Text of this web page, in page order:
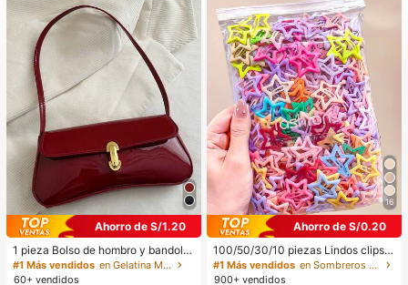
Ahorro de S/1.20
1 pieza Bolso de hombro y bandoler
a de cuero sintético aceitado retro
para mujer, adecuado para citas, sa
#1 Más vendidos
en Gelatina Monedero
60+ vendidos
16
Ahorro de S/0.20
100/50/30/10 piezas Lindos clips d
e estrella de cinco puntas estilo Y2
K, clips de cabello coloridos, acces
#1 Más vendidos
en Sombreros De Fiesta Horquilla&Corona y corona&
900+ vendidos